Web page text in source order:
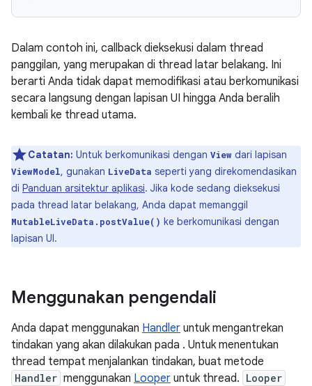
Dalam contoh ini, callback dieksekusi dalam thread
panggilan, yang merupakan di thread latar belakang. Ini
berarti Anda tidak dapat memodifikasi atau berkomunikasi
secara langsung dengan lapisan UI hingga Anda beralih
kembali ke thread utama.
Catatan: Untuk berkomunikasi dengan View dari lapisan
ViewModel, gunakan LiveData seperti yang direkomendasikan
di Panduan arsitektur aplikasi. Jika kode sedang dieksekusi
pada thread latar belakang, Anda dapat memanggil
MutableLiveData.postValue() ke berkomunikasi dengan
lapisan UI.
Menggunakan pengendali
Anda dapat menggunakan Handler untuk mengantrekan
tindakan yang akan dilakukan pada . Untuk menentukan
thread tempat menjalankan tindakan, buat metode
Handler menggunakan Looper untuk thread. Looper